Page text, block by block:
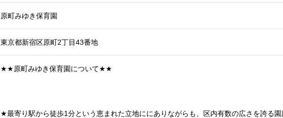
原町みゆき保育園
東京都新宿区原町2丁目43番地
★★原町みゆき保育園について★★
★最寄り駅から徒歩1分という恵まれた立地ににありながらも、区内有数の広さを誇る